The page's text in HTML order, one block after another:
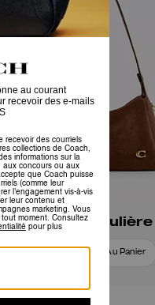
Tour Sac à
Ajouter Au Panier